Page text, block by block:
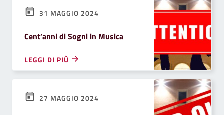
31 MAGGIO 2024
Cent’anni di Sogni in Musica
LEGGI DI PIÙ
27 MAGGIO 2024